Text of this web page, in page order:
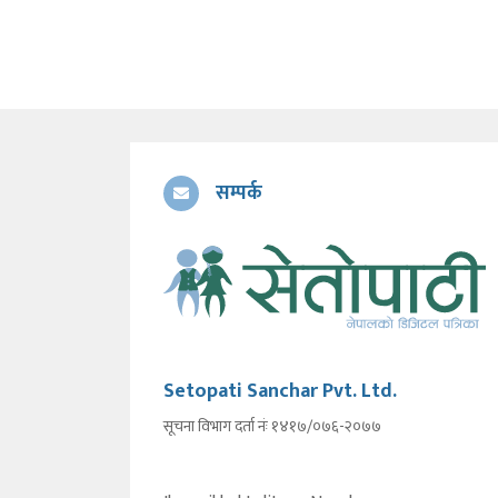
सम्पर्क
Setopati Sanchar Pvt. Ltd.
सूचना विभाग दर्ता नंः १४१७/०७६-२०७७